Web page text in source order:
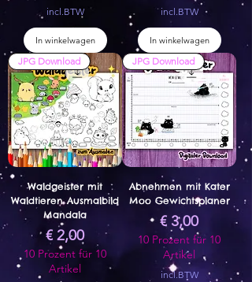
incl.BTW
In winkelwagen
incl.BTW
In winkelwagen
JPG Download
Waldgeister mit
Waldtieren Ausmalbild
Mandala
Prijs
€ 2,00
10 Prozent für 10
Artikel
JPG Download
Abnehmen mit Kater
Moo Gewichtsplaner
Prijs
€ 3,00
10 Prozent für 10
Artikel
incl.BTW